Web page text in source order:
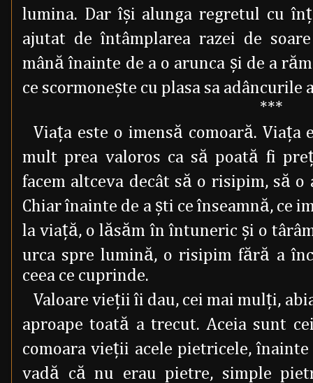
lumina. Dar îşi alunga regretul cu
ajutat de întâmplarea razei de
mână înainte de a o arunca şi de a
ce scormoneşte cu plasa sa adâncurile
***
Viaţa este o imensă comoară.
mult prea valoros ca să poată fi
facem altceva decât să o risipim, să
Chiar înainte de a şti ce înseamnă, ce
la viaţă, o lăsăm în întuneric şi o
urca spre lumină, o risipim fără a
ceea ce cuprinde.
Valoare vieţii îi dau, cei mai mulţi,
aproape toată a trecut. Aceia sunt
comoara vieţii acele pietricele,
vadă că nu erau pietre, simple